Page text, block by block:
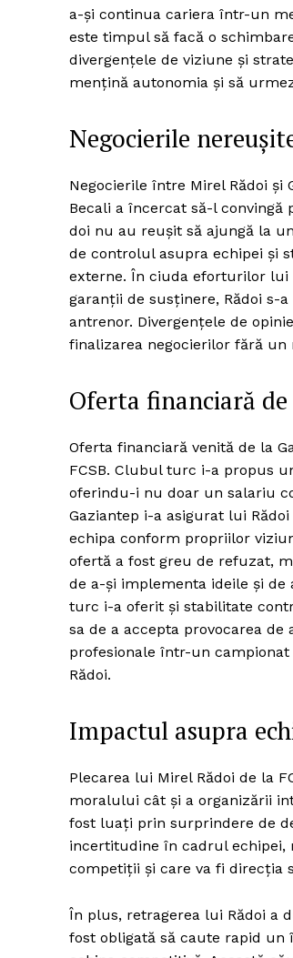
a-și continua cariera într-un
este timpul să facă o
divergențele de viziune și
mențină autonomia și să
Negocierile
Negocierile între Mirel Rădoi și
Becali a încercat să-l convingă
doi nu au reușit să ajungă la
de controlul asupra echipei și
externe. În ciuda eforturilor lui
garanții de susținere, Rădoi s-
antrenor. Divergențele de
finalizarea negocierilor fără
Oferta financiară
Oferta financiară venită de la
FCSB. Clubul turc i-a propus
oferindu-i nu doar un salariu
Gaziantep i-a asigurat lui
echipa conform propriilor
ofertă a fost greu de refuzat,
de a-și implementa ideile și
turc i-a oferit și stabilitate
sa de a accepta provocarea
profesionale într-un
Rădoi.
Impactul asupra
Plecarea lui Mirel Rădoi de la
moralului cât și a organizării
fost luați prin surprindere de
incertitudine în cadrul
competiții și care va fi direcția
În plus, retragerea lui Rădoi a
fost obligată să caute rapid un